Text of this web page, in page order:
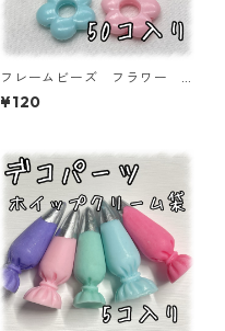
フレームビーズ フラワー
ミックス 50個入り【AB‐F
U09】
¥120